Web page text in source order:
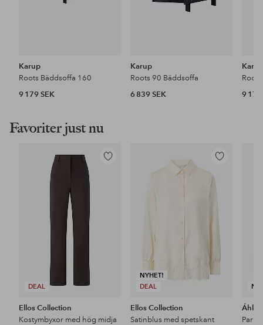
Karup
Roots Bäddsoffa 160
9 179 SEK
Karup
Roots 90 Bäddsoffa
6 839 SEK
9 179
Favoriter just nu
DEAL
Lägg
Ellos Collection
Kostymbyxor med hög midja
NYHET!
DEAL
Lägg
i
Ellos Collection
Satinblus med spetskant